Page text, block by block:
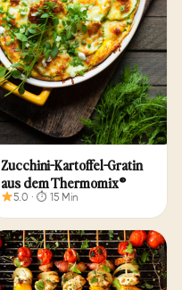
Zuc­chi­ni-Kar­tof­fel-Gra­tin
aus dem Thermomix®
5.0 · ⏱ 15 Min